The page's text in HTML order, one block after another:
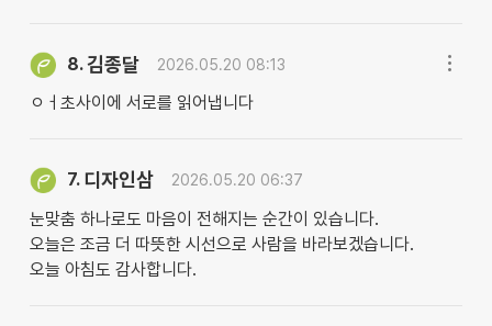
8.김종달 2026.05.20 08:13
ㅇㅓ초사이에 서로를 읽어냅니다
7. 디자인삼 2026.05.20 06:37
눈맞춤 하나로도 마음이 전해지는 순간이 있습니다.
오늘은 조금 더 따뜻한 시선으로 사람을 바라보겠습니다.
오늘 아침도 감사합니다.